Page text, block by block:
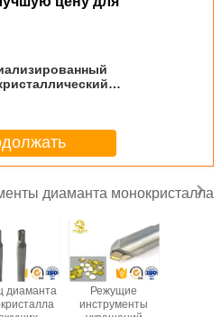
и алюминиевый
диаманта монокристалла
диаманта
Режущие
инструменты